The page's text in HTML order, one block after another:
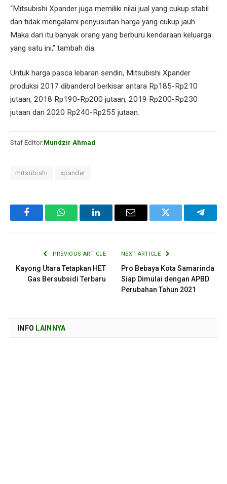
“Mitsubishi Xpander juga memiliki nilai jual yang cukup stabil
dan tidak mengalami penyusutan harga yang cukup jauh.
Maka dari itu banyak orang yang berburu kendaraan keluarga
yang satu ini,” tambah dia.
Untuk harga pasca lebaran sendiri, Mitsubishi Xpander
produksi 2017 dibanderol berkisar antara Rp185-Rp210
jutaan, 2018 Rp190-Rp200 jutaan, 2019 Rp200-Rp230
jutaan dan 2020 Rp240-Rp255 jutaan.
Staf Editor:Mundzir Ahmad
mitsubishi xpander
FacebookWhatsAppLinkedInEmail Twitter
PREVIOUS ARTICLE
Kayong Utara Tetapkan HET
Gas Bersubsidi Terbaru
NEXT ARTICLE
Pro Bebaya Kota Samarinda
Siap Dimulai dengan APBD
Perubahan Tahun 2021
INFO LAINNYA